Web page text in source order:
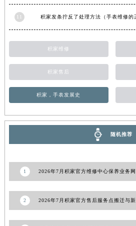
11 积家发条拧反了处理方法（手表维修的
积家维修
积家售后
积家，手表发展史
随机推荐
1
2 2026年7月积家官方售后服务点搬迁与